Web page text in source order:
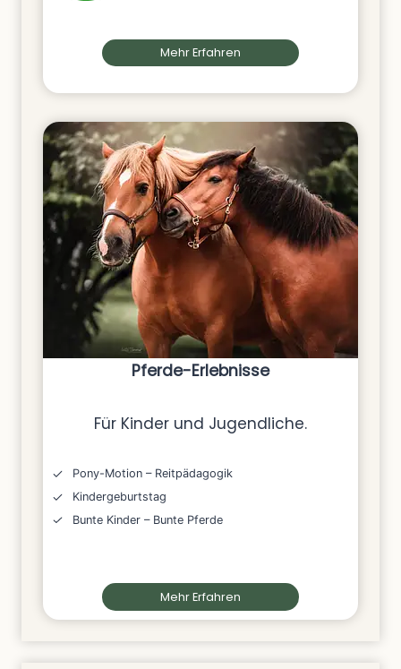
Mehr Erfahren
Pferde-Erlebnisse
Für Kinder und Jugendliche.
Pony-Motion – Reitpädagogik
Kindergeburtstag
Bunte Kinder – Bunte Pferde
Mehr Erfahren